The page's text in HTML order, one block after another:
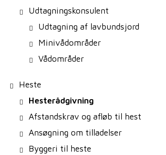
Udtagningskonsulent
Udtagning af lavbundsjord
Minivådområder
Vådområder
Heste
Hesterådgivning
Afstandskrav og afløb til hest
Ansøgning om tilladelser
Byggeri til heste